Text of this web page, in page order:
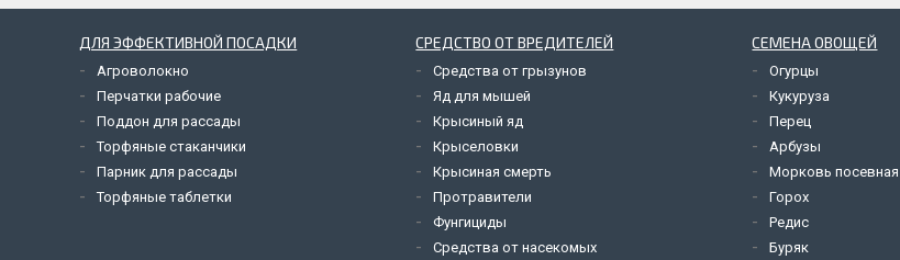
ДЛЯ ЭФФЕКТИВНОЙ ПОСАДКИ
Агроволокно
Перчатки рабочие
Поддон для рассады
Торфяные стаканчики
Парник для рассады
Торфяные таблетки
СРЕДСТВО ОТ ВРЕДИТЕЛЕЙ
Средства от грызунов
Яд для мышей
Крысиный яд
Крыселовки
Крысиная смерть
Протравители
Фунгициды
Средства от насекомых
СЕМЕНА ОВОЩЕЙ
Огурцы
Кукуруза
Перец
Арбузы
Морковь посевная
Горох
Редис
Буряк